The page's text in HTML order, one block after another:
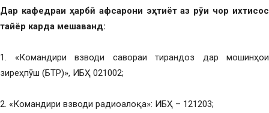
Дар кафедраи ҳарбӣ афсарони эҳтиёт аз рӯи чор ихтисос
тайёр карда мешаванд:
1. «Командири взводи савораи тирандоз дар мошинҳои
зиреҳпӯш (БТР)», ИБҲ 021002;
2. «Командири взводи радиоалоқа»: ИБҲ – 121203;